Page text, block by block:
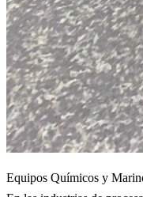
Equipos Químicos y